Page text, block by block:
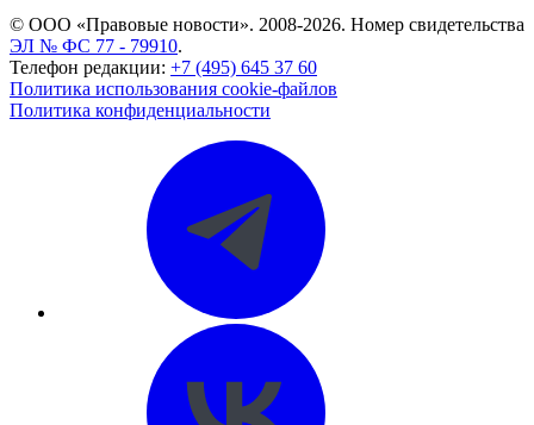
© ООО «Правовые новости». 2008-2026. Номер свидетельства
ЭЛ № ФС 77 - 79910.
Телефон редакции: +7 (495) 645 37 60
Политика использования cookie-файлов
Политика конфиденциальности